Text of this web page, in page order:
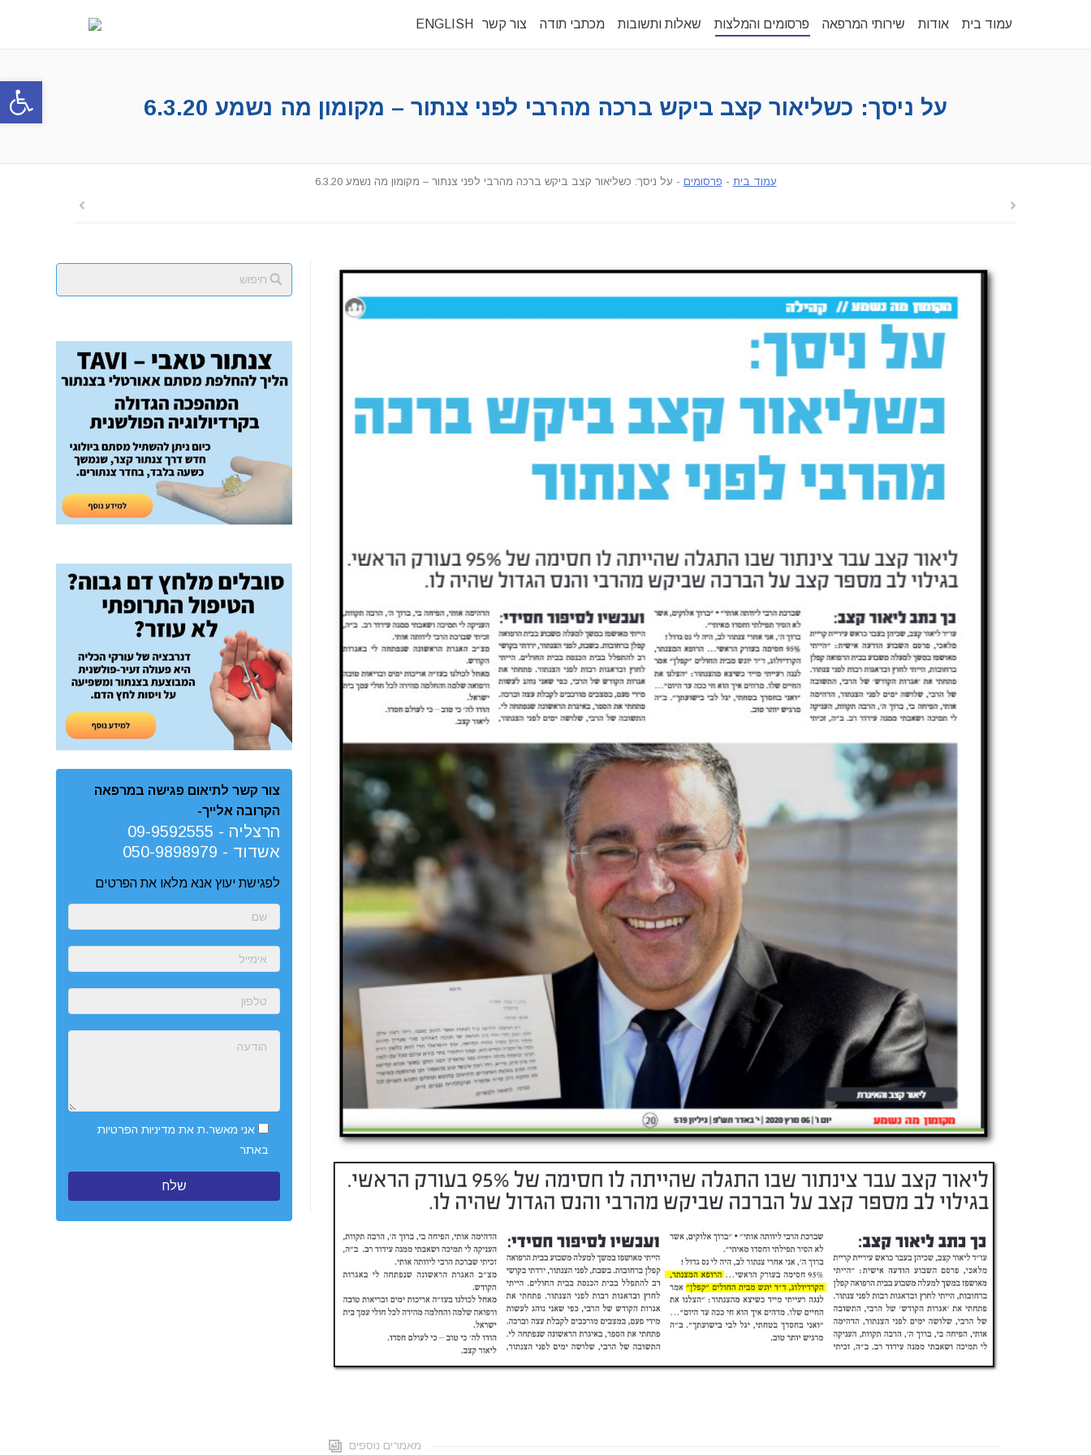
עמוד בית אודות שירותי המרפאה פרסומים והמלצות שאלות ותשובות מכתבי תודה צור קשר ENGLISH
עמוד בית - פרסומים - על ניסך: כשליאור קצב ביקש ברכה מהרבי לפני צנתור – מקומון מה נשמע 6.3.20
על ניסך: כשליאור קצב ביקש ברכה מהרבי לפני צנתור – מקומון מה נשמע 6.3.20
מאמרים נוספים
צור קשר לתיאום פגישה במרפאה
הקרובה אלייך-
הרצליה - 09-9592555
אשדוד - 050-9898979
לפגישת יעוץ אנא מלאו את הפרטים
אני מאשר.ת את מדיניות הפרטיות
באתר
פתח